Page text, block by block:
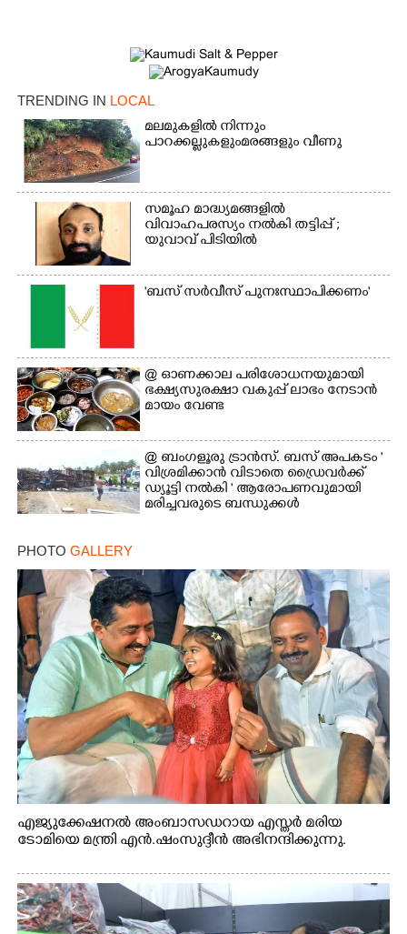
TRENDING IN LOCAL
മലമുകളിൽ നിന്നും
പാറക്കല്ലുകളുംമരങ്ങളും വീണു
സമൂഹ മാദ്ധ്യമങ്ങളിൽ
വിവാഹപരസ്യം നൽകി തട്ടിപ്പ് ;
യുവാവ് പിടിയിൽ
'ബസ് സർവീസ് പുനഃസ്ഥാപിക്കണം'
@​​​​​​​ ഓണക്കാല പരിശോധനയുമായി
ഭക്ഷ്യസുരക്ഷാ വകുപ്പ് ലാഭം നേടാൻ
മായം വേണ്ട
@ ബംഗളൂരു ട്രാൻസ്. ബസ് അപകടം '
വി​ശ്ര​മിക്കാൻ വിടാതെ ഡ്രൈ​വ​ർ​ക്ക്
ഡ്യൂട്ടി നൽകി ' ആരോപണവുമായി
മരിച്ചവരുടെ ബന്ധുക്കൾ
PHOTO GALLERY
എജ്യുക്കേഷനൽ അംബാസഡറായ എസ്തർ മരിയ
ടോമിയെ മന്ത്രി എൻ.ഷംസുദ്ദീൻ അഭിനന്ദിക്കുന്നു.
Share this link